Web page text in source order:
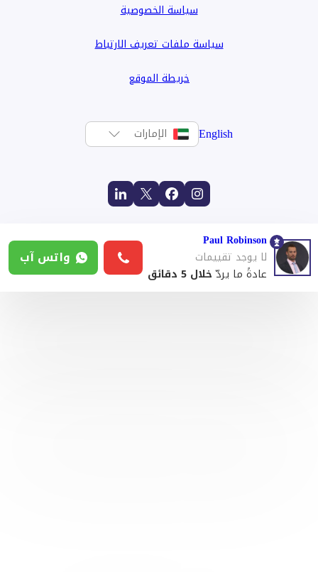
سياسة الخصوصية
سياسة ملفات تعريف الارتباط
خريطة الموقع
English الإمارات
Paul Robinson
لا يوجد تقييمات
عادةً ما يردّخلال 5 دقائق
واتس آب